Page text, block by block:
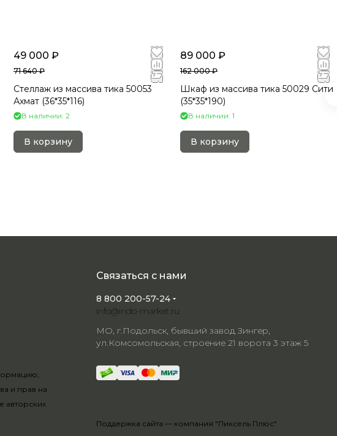
49 000 ₽
71 640 ₽
Стеллаж из массива тика 50053
Ахмат (36*35*116)
В наличии: 2
В корзину
89 000 ₽
162 000 ₽
Шкаф из массива тика 50029 Сити
(35*35*190)
В наличии: 1
В корзину
и прав на
авторских
Связаться с нами
8 800 200-57-24
info@indo-market.ru
МО, г.Подольск, бывший завод Зингер,
ул.Комсомольская, строение 21 ворота 3 этаж 5
Поддержка сайта — компания "Пиксель Плюс"